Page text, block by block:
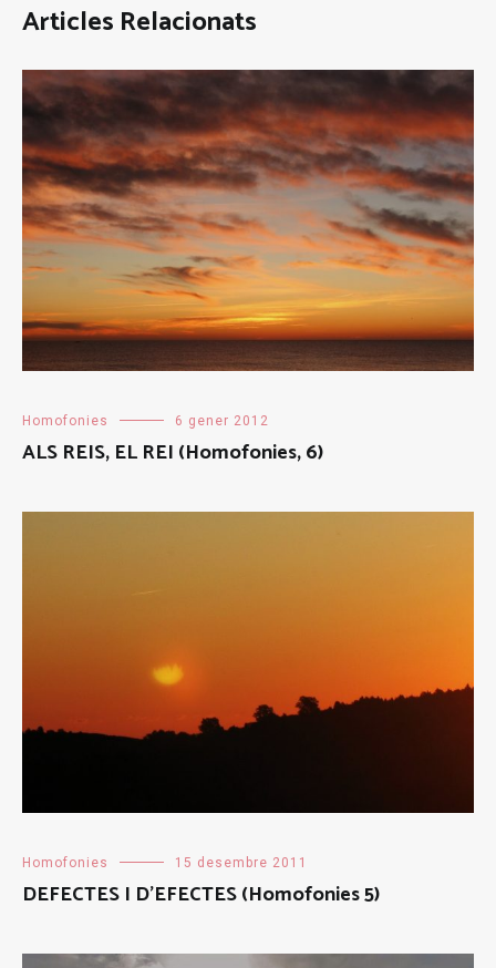
Articles Relacionats
Homofonies 6 gener 2012
ALS REIS, EL REI (Homofonies, 6)
Homofonies 15 desembre 2011
DEFECTES I D’EFECTES (Homofonies 5)